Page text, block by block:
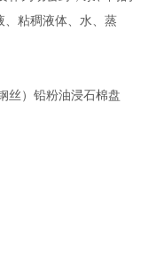
、粘稠液体、水、蒸
丝）铅粉油浸石棉盘